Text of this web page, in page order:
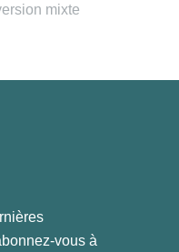
mixte
vous à